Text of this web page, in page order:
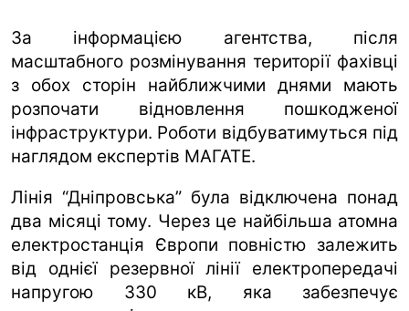
За інформацією агентства, після
масштабного розмінування території фахівці
з обох сторін найближчими днями мають
розпочати відновлення пошкодженої
інфраструктури. Роботи відбуватимуться під
наглядом експертів МАГАТЕ.
Лінія “Дніпровська” була відключена понад
два місяці тому. Через це найбільша атомна
електростанція Європи повністю залежить
від однієї резервної лінії електропередачі
напругою 330 кВ, яка забезпечує